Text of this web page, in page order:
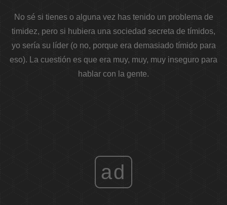
No sé si tienes o alguna vez has tenido un problema de
timidez, pero si hubiera una sociedad secreta de tímidos,
yo sería su líder (o no, porque era demasiado tímido para
eso). La cuestión es que era muy, muy, muy inseguro para
hablar con la gente.
ad